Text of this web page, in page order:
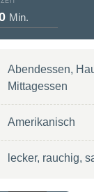
Minuten
Min.
Abendessen,
Mittagessen
Amerikanisch
lecker, rauchig,